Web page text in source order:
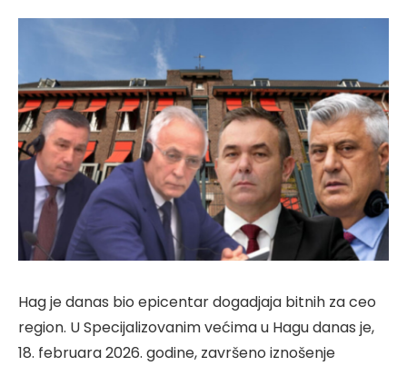
Hag je danas bio epicentar dogadjaja bitnih za ceo
region. U Specijalizovanim većima u Hagu danas je,
18. februara 2026. godine, završeno iznošenje